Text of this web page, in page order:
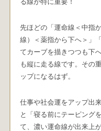
先ほどの「運命線＜中指
線）＜薬指から下へ＞」
てカーブを描きつつも下
も縦に走る線です。その
ップになるはず。
仕事や社会運をアップ出
と「寝る前にテーピング
て、濃い運命線が出来上